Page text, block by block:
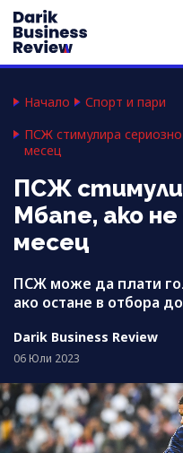
Начало
Спорт и пари
ПСЖ стимулира
месец
ПСЖ
Мбапе, ако
месец
ПСЖ може да плати
ако остане в отбора
Darik Business Review
06 Юли 2023